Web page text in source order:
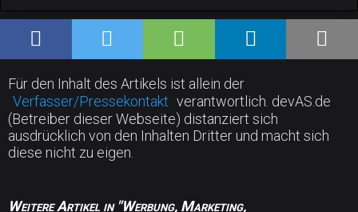
Für den Inhalt des Artikels ist allein der
Verfasser/Pressekontakt verantwortlich. devAS.de
(Betreiber dieser Webseite) distanziert sich
ausdrücklich von den Inhalten Dritter und macht sich
diese nicht zu eigen.
Weitere Artikel in "Werbung, Marketing,